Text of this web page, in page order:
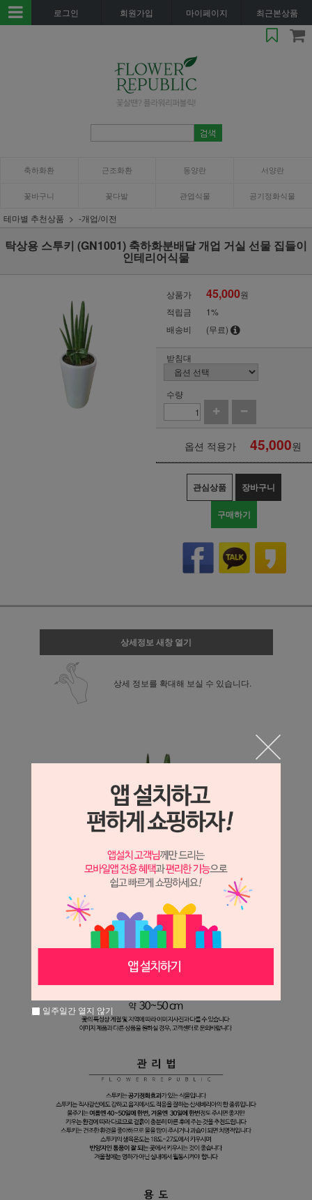
로그인 회원가입 마이페이지 최근본상품
축하화환 근조화환 동양란 서양란
꽃바구니 꽃다발 관엽식물 공기정화식물
테마별 추천상품 -개업/이전
탁상용 스투키 (GN1001) 축하화분배달 개업 거실 선물 집들이
인테리어식물
상품가 45,000원
적립금
1%
배송비
(무료)
받침대
수량
옵션 적용가 45,000원
관심상품 장바구니
구매하기
상세정보 새창 열기
상세 정보를 확대해 보실 수 있습니다.
일주일간 열지 않기